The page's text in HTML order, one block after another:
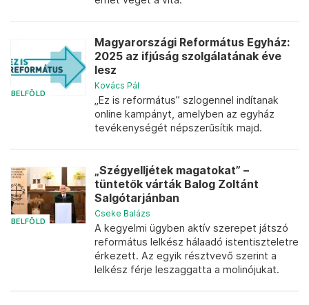
BELFÖLD
Magyarországi Református Egyház:
2025 az ifjúság szolgálatának éve
lesz
Kovács Pál
„Ez is református” szlogennel indítanak
online kampányt, amelyben az egyház
tevékenységét népszerűsítik majd.
BELFÖLD
„Szégyelljétek magatokat” –
tüntetők várták Balog Zoltánt
Salgótarjánban
Cseke Balázs
A kegyelmi ügyben aktív szerepet játszó
református lelkész hálaadó istentiszteletre
érkezett. Az egyik résztvevő szerint a
lelkész férje leszaggatta a molinójukat.